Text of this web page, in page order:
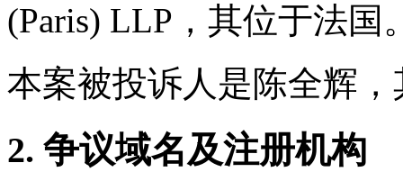
(Paris) LLP，其位于法国
本案被投诉人是陈全辉
2. 争议域名及注册机构